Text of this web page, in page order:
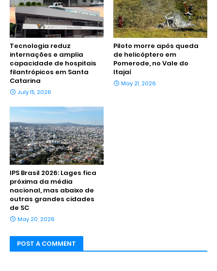
Tecnologia reduz
internações e amplia
capacidade de hospitais
filantrópicos em Santa
Catarina
July 15, 2026
Piloto morre após queda
de helicóptero em
Pomerode, no Vale do
Itajaí
May 21, 2026
IPS Brasil 2026: Lages fica
próxima da média
nacional, mas abaixo de
outras grandes cidades
de SC
May 20, 2026
POST A COMMENT